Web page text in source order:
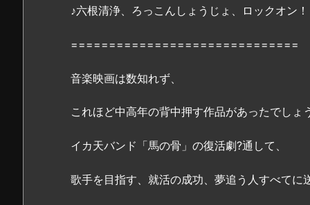
i
n・
o
T
b
で
♪六根清浄、ろっこんしょうじょ、ロックオン！
==============================
音楽映画は数知れず、
これほど中高年の背中押す作品があったでしょ
イカ天バンド「馬の骨」の復活劇?通して、
歌手を目指す、就活の成功、夢追う人すべてに